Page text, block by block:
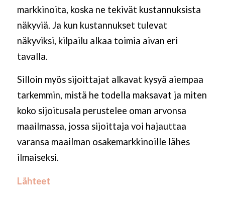
markkinoita, koska ne tekivät kustannuksista
näkyviä. Ja kun kustannukset tulevat
näkyviksi, kilpailu alkaa toimia aivan eri
tavalla.
Silloin myös sijoittajat alkavat kysyä aiempaa
tarkemmin, mistä he todella maksavat ja miten
koko sijoitusala perustelee oman arvonsa
maailmassa, jossa sijoittaja voi hajauttaa
varansa maailman osakemarkkinoille lähes
ilmaiseksi.
Lähteet